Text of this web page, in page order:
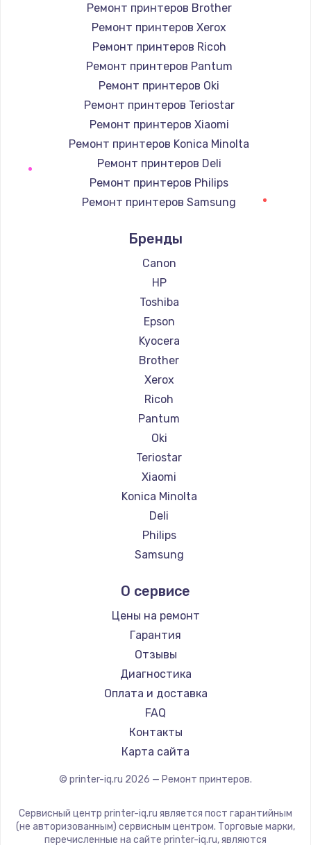
Заказать
Ремонт дренажа
2400 руб.
Заказать
Чистка дренажа
1500 руб.
Заказать
Ремонт электронного узла
Заказать
Ремонт принтеров Brother
Ремонт принтеров Xerox
Ремонт принтеров Ricoh
Ремонт принтеров Pantum
Ремонт принтеров Oki
Ремонт принтеров Teriostar
Ремонт принтеров Xiaomi
Ремонт принтеров Konica Minolta
Ремонт принтеров Deli
Ремонт принтеров Philips
Ремонт принтеров Samsung
Ремонт принтеров Lexmark
Ремонт принтеров Sharp
Ремонт принтеров TSC
Ремонт принтеров Fujitsu
Ремонт принтеров Godex
Бренды
Canon
HP
Toshiba
Epson
Kyocera
Brother
Xerox
Ricoh
Pantum
Oki
Teriostar
Xiaomi
Konica Minolta
Deli
Philips
Samsung
Lexmark
Sharp
TSC
Fujitsu
Godex
О сервисе
Цены на ремонт
Гарантия
Отзывы
Диагностика
Оплата и доставка
FAQ
Контакты
Карта сайта
© printer-iq.ru 2026 — Ремонт принтеров.
Сервисный центр printer-iq.ru является пост гарантийным
(не авторизованным) сервисным центром. Торговые марки,
перечисленные на сайте printer-iq.ru, являются